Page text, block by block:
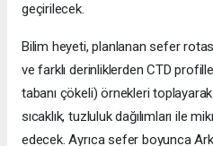
geçirilecek.
Bilim heyeti, planlanan sefer
ve farklı derinliklerden CTD
tabanı çökeli) örnekleri
sıcaklık, tuzluluk dağılımları ile
edecek. Ayrıca sefer boyunca